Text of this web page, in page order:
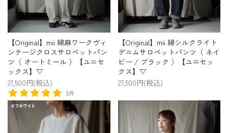
【Original】mii 綿麻ワークヴィ
ンテージクロスサロペットパン
ツ（ オートミール ）【ユニセ
ックス】▽
27,500円(税込)
1件
【Original】mii 綿シルクライト
デニムサロペットパンツ（ ネイ
ビー / ブラック ）【ユニセッ
クス】▽
27,500円(税込)